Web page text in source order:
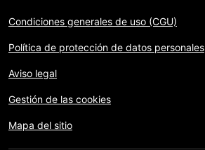
Condiciones generales de uso (CGU)
Política de protección de datos personales
Aviso legal
Gestión de las cookies
Mapa del sitio